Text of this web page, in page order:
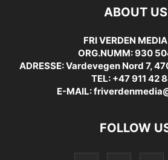
ABOUT US
FRI VERDEN
ORG.NUMM: 930
ADRESSE: Vardevegen Nord 7,
TEL: +47 911 42
E-MAIL:
FOLLOW